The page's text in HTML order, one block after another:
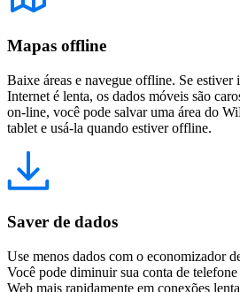
Mapas offline
Baixe áreas e navegue offline. Se estiver
Internet é lenta, os dados móveis são
on-line, você pode salvar uma área do
tablet e usá-la quando estiver offline.
Saver de dados
Use menos dados com o economizador
Você pode diminuir sua conta de
Web mais rapidamente em conexões